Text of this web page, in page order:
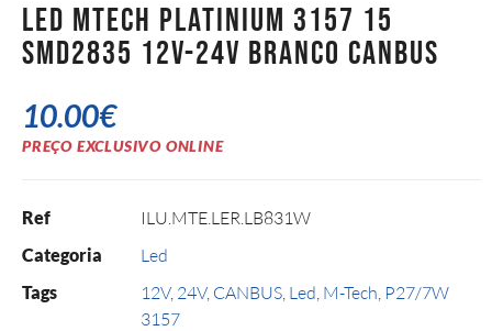
LED MTech Platinium 3157 15
SMD2835 12v-24v Branco CANBUS
10.00€
PREÇO EXCLUSIVO ONLINE
Ref ILU.MTE.LER.LB831W
Categoria Led
Tags 12V, 24V, CANBUS Led M-Tech P27/7W
3157